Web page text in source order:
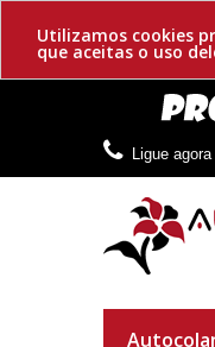
Utilizamos cookies
que aceitas o uso
Ligue